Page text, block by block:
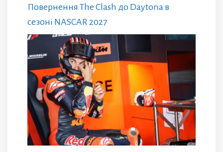
Повернення The Clash до Daytona в
сезоні NASCAR 2027